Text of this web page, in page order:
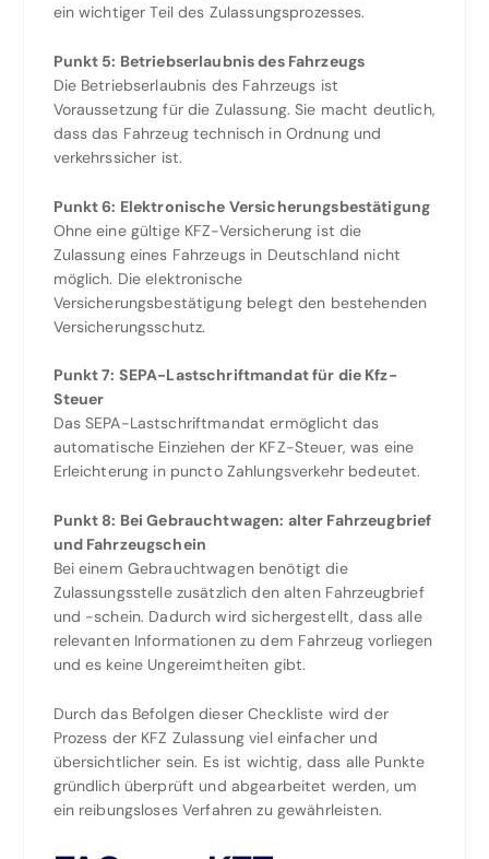
ein wichtiger Teil des Zulassungsprozesses.
Punkt 5: Betriebserlaubnis des Fahrzeugs
Die Betriebserlaubnis des Fahrzeugs ist
Voraussetzung für die Zulassung. Sie macht deutlich,
dass das Fahrzeug technisch in Ordnung und
verkehrssicher ist.
Punkt 6: Elektronische Versicherungsbestätigung
Ohne eine gültige KFZ-Versicherung ist die
Zulassung eines Fahrzeugs in Deutschland nicht
möglich. Die elektronische
Versicherungsbestätigung belegt den bestehenden
Versicherungsschutz.
Punkt 7: SEPA-Lastschriftmandat für die Kfz-
Steuer
Das SEPA-Lastschriftmandat ermöglicht das
automatische Einziehen der KFZ-Steuer, was eine
Erleichterung in puncto Zahlungsverkehr bedeutet.
Punkt 8: Bei Gebrauchtwagen: alter Fahrzeugbrief
und Fahrzeugschein
Bei einem Gebrauchtwagen benötigt die
Zulassungsstelle zusätzlich den alten Fahrzeugbrief
und -schein. Dadurch wird sichergestellt, dass alle
relevanten Informationen zu dem Fahrzeug vorliegen
und es keine Ungereimtheiten gibt.
Durch das Befolgen dieser Checkliste wird der
Prozess der KFZ Zulassung viel einfacher und
übersichtlicher sein. Es ist wichtig, dass alle Punkte
gründlich überprüft und abgearbeitet werden, um
ein reibungsloses Verfahren zu gewährleisten.